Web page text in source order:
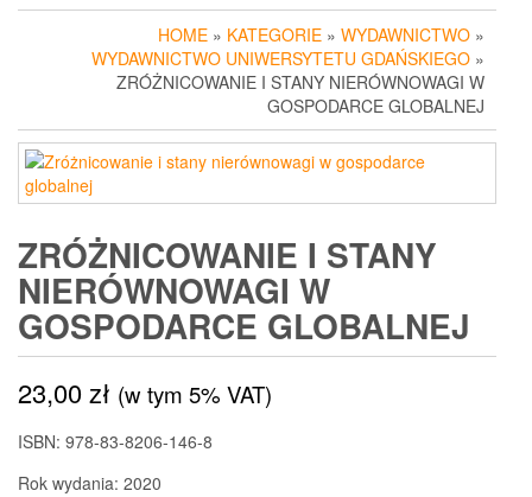
HOME » KATEGORIE » WYDAWNICTWO »
WYDAWNICTWO UNIWERSYTETU GDAŃSKIEGO »
ZRÓŻNICOWANIE I STANY NIERÓWNOWAGI W
GOSPODARCE GLOBALNEJ
ZRÓŻNICOWANIE I STANY
NIERÓWNOWAGI W
GOSPODARCE GLOBALNEJ
23,00zł (w tym 5% VAT)
ISBN: 978-83-8206-146-8
Rok wydania: 2020